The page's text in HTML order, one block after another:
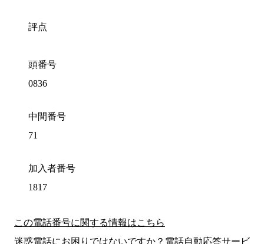
評点
頭番号
0836
中間番号
71
加入者番号
1817
この電話番号に関する情報はこちら
迷惑電話にお困りではないですか？電話自動応答サービ